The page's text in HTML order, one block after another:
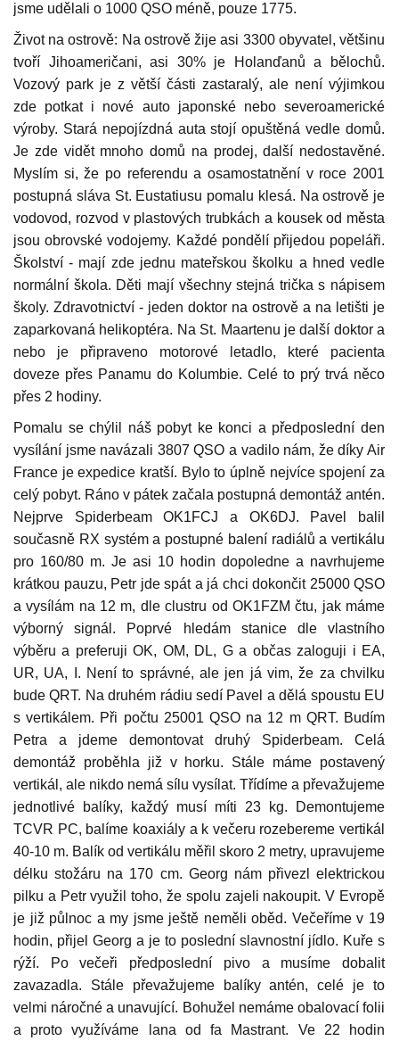
jsme udělali o 1000 QSO méně, pouze 1775.
Život na ostrově: Na ostrově žije asi 3300 obyvatel, většinu
tvoří Jihoameričani, asi 30% je Holanďanů a bělochů.
Vozový park je z větší části zastaralý, ale není výjimkou
zde potkat i nové auto japonské nebo severoamerické
výroby. Stará nepojízdná auta stojí opuštěná vedle domů.
Je zde vidět mnoho domů na prodej, další nedostavěné.
Myslím si, že po referendu a osamostatnění v roce 2001
postupná sláva St. Eustatiusu pomalu klesá. Na ostrově je
vodovod, rozvod v plastových trubkách a kousek od města
jsou obrovské vodojemy. Každé pondělí přijedou popeláři.
Školství - mají zde jednu mateřskou školku a hned vedle
normální škola. Děti mají všechny stejná trička s nápisem
školy. Zdravotnictví - jeden doktor na ostrově a na letišti je
zaparkovaná helikoptéra. Na St. Maartenu je další doktor a
nebo je připraveno motorové letadlo, které pacienta
doveze přes Panamu do Kolumbie. Celé to prý trvá něco
přes 2 hodiny.
Pomalu se chýlil náš pobyt ke konci a předposlední den
vysílání jsme navázali 3807 QSO a vadilo nám, že díky Air
France je expedice kratší. Bylo to úplně nejvíce spojení za
celý pobyt. Ráno v pátek začala postupná demontáž antén.
Nejprve Spiderbeam OK1FCJ a OK6DJ. Pavel balil
současně RX systém a postupné balení radiálů a vertikálu
pro 160/80 m. Je asi 10 hodin dopoledne a navrhujeme
krátkou pauzu, Petr jde spát a já chci dokončit 25000 QSO
a vysílám na 12 m, dle clustru od OK1FZM čtu, jak máme
výborný signál. Poprvé hledám stanice dle vlastního
výběru a preferuji OK, OM, DL, G a občas zaloguji i EA,
UR, UA, I. Není to správné, ale jen já vim, že za chvilku
bude QRT. Na druhém rádiu sedí Pavel a dělá spoustu EU
s vertikálem. Při počtu 25001 QSO na 12 m QRT. Budím
Petra a jdeme demontovat druhý Spiderbeam. Celá
demontáž proběhla již v horku. Stále máme postavený
vertikál, ale nikdo nemá sílu vysílat. Třídíme a převažujeme
jednotlivé balíky, každý musí míti 23 kg. Demontujeme
TCVR PC, balíme koaxiály a k večeru rozebereme vertikál
40-10 m. Balík od vertikálu měřil skoro 2 metry, upravujeme
délku stožáru na 170 cm. Georg nám přivezl elektrickou
pilku a Petr využil toho, že spolu zajeli nakoupit. V Evropě
je již půlnoc a my jsme ještě neměli oběd. Večeříme v 19
hodin, přijel Georg a je to poslední slavnostní jídlo. Kuře s
rýží. Po večeři předposlední pivo a musíme dobalit
zavazadla. Stále převažujeme balíky antén, celé je to
velmi náročné a unavující. Bohužel nemáme obalovací folii
a proto využíváme lana od fa Mastrant. Ve 22 hodin